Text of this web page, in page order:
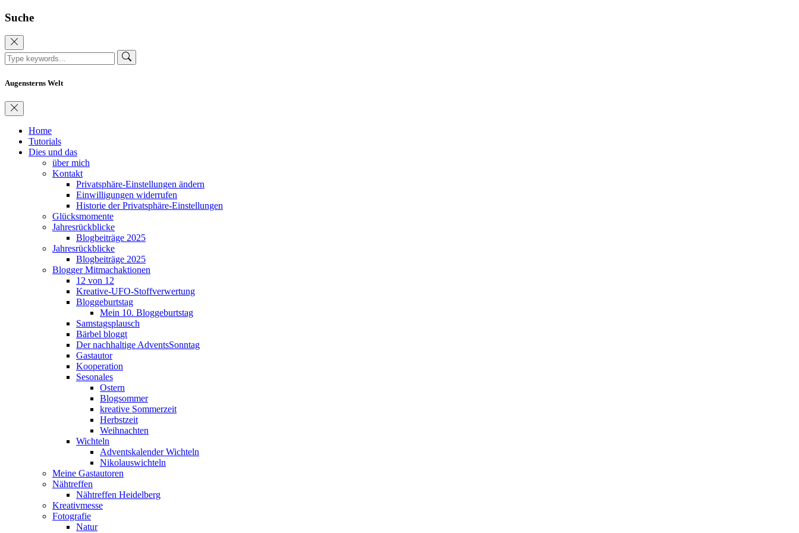
Suche
Augensterns Welt
Home
Tutorials
Dies und das
über mich
Kontakt
Privatsphäre-Einstellungen ändern
Einwilligungen widerrufen
Historie der Privatsphäre-Einstellungen
Glücksmomente
Jahresrückblicke
Blogbeiträge 2025
Jahresrückblicke
Blogbeiträge 2025
Blogger Mitmachaktionen
12 von 12
Kreative-UFO-Stoffverwertung
Bloggeburtstag
Mein 10. Bloggeburtstag
Samstagsplausch
Bärbel bloggt
Der nachhaltige AdventsSonntag
Gastautor
Kooperation
Sesonales
Ostern
Blogsommer
kreative Sommerzeit
Herbstzeit
Weihnachten
Wichteln
Adventskalender Wichteln
Nikolauswichteln
Meine Gastautoren
Nähtreffen
Nähtreffen Heidelberg
Kreativmesse
Fotografie
Natur